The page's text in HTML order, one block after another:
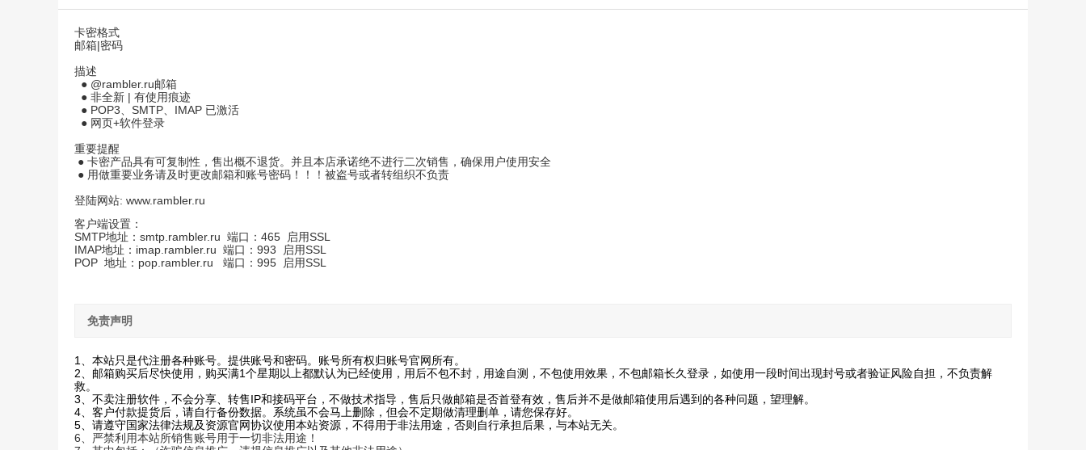
卡密格式
邮箱|密码
描述
● @rambler.ru邮箱
● 非全新 | 有使用痕迹
● POP3、SMTP、IMAP 已激活
● 网页+软件登录
重要提醒
● 卡密产品具有可复制性，售出概不退货。并且本店承诺绝不进行二次销售，确保用户使用安全
● 用做重要业务请及时更改邮箱和账号密码！！！被盗号或者转组织不负责
登陆网站: www.rambler.ru
客户端设置：
SMTP地址：smtp.rambler.ru 端口：465 启用SSL
IMAP地址：imap.rambler.ru 端口：993 启用SSL
POP 地址：pop.rambler.ru 端口：995 启用SSL
免责声明
1、本站只是代注册各种账号。提供账号和密码。账号所有权归账号官网所有。
2、邮箱购买后尽快使用，购买满1个星期以上都默认为已经使用，用后不包不封，用途自测，不包使用效果，不包邮箱长久登录，如使用一段时间出现封号或者验证风险自担，不负责解
救。
3、不卖注册软件，不会分享、转售IP和接码平台，不做技术指导，售后只做邮箱是否首登有效，售后并不是做邮箱使用后遇到的各种问题，望理解。
4、客户付款提货后，请自行备份数据。系统虽不会马上删除，但会不定期做清理删单，请您保存好。
5、请遵守国家法律法规及资源官网协议使用本站资源，不得用于非法用途，否则自行承担后果，与本站无关。
6
严禁利用本站所销售账号用于一切非法用途！